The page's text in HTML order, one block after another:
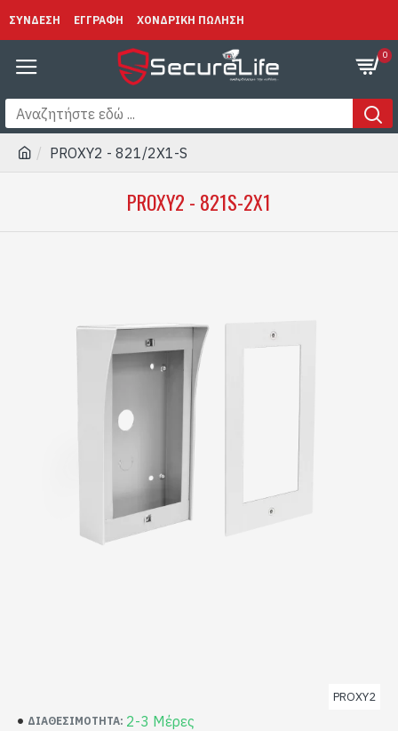
ΣΥΝΔΕΣΗ ΕΓΓΡΑΦΗ ΧΟΝΔΡΙΚΗ ΠΩΛΗΣΗ
0
PROXY2 - 821/2X1-S
PROXY2 - 821S-2X1
ΔΙΑΘΕΣΙΜΌΤΗΤΑ: 2-3 Μέρες
PROXY2